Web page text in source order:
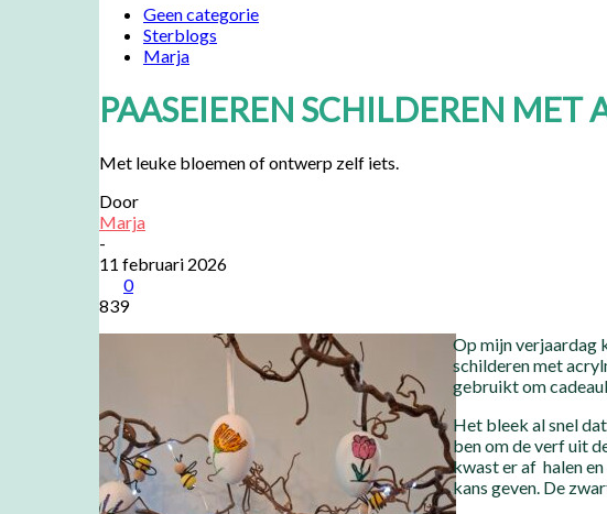
Geen categorie
Sterblogs
Marja
PAASEIEREN SCHILDEREN MET
Met leuke bloemen of ontwerp zelf iets.
Door
Marja
-
11 februari 2026
0
839
Op mijn verjaardag
schilderen met
gebruikt om
Het bleek al snel
ben om de verf uit
kwast er af halen
kans geven. De